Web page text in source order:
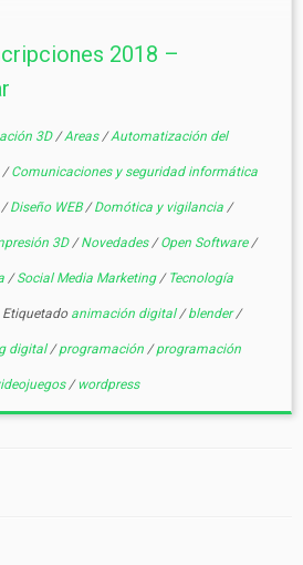
2018 –
3D /Areas /Automatización del
/Comunicaciones y seguridad informática
/Diseño WEB/Domótica y vigilancia /
3D /Novedades /Open Software /
/Social Media Marketing / Tecnología
Etiquetado animación digital/blender/
digital/programación /programación
/wordpress